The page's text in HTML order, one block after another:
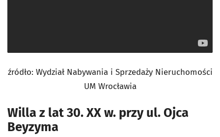
źródło: Wydział Nabywania i Sprzedaży Nieruchomości
UM Wrocławia
Willa z lat 30. XX w. przy ul. Ojca
Beyzyma